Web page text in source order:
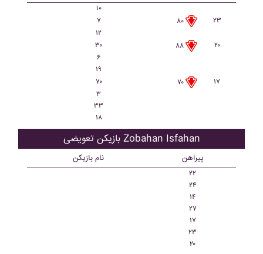
۱۰
۷
۸۰
۲۳
۱۲
۳۰
۸۸
۲۰
۶
۱۹
۷۰
۷۰
۱۷
۳
۳۳
۱۸
بازیکن تعویضی Zobahan Isfahan
نام بازیکن پیراهن
۲۲
۲۴
۱۴
۲۷
۱۷
۲۳
۲۰